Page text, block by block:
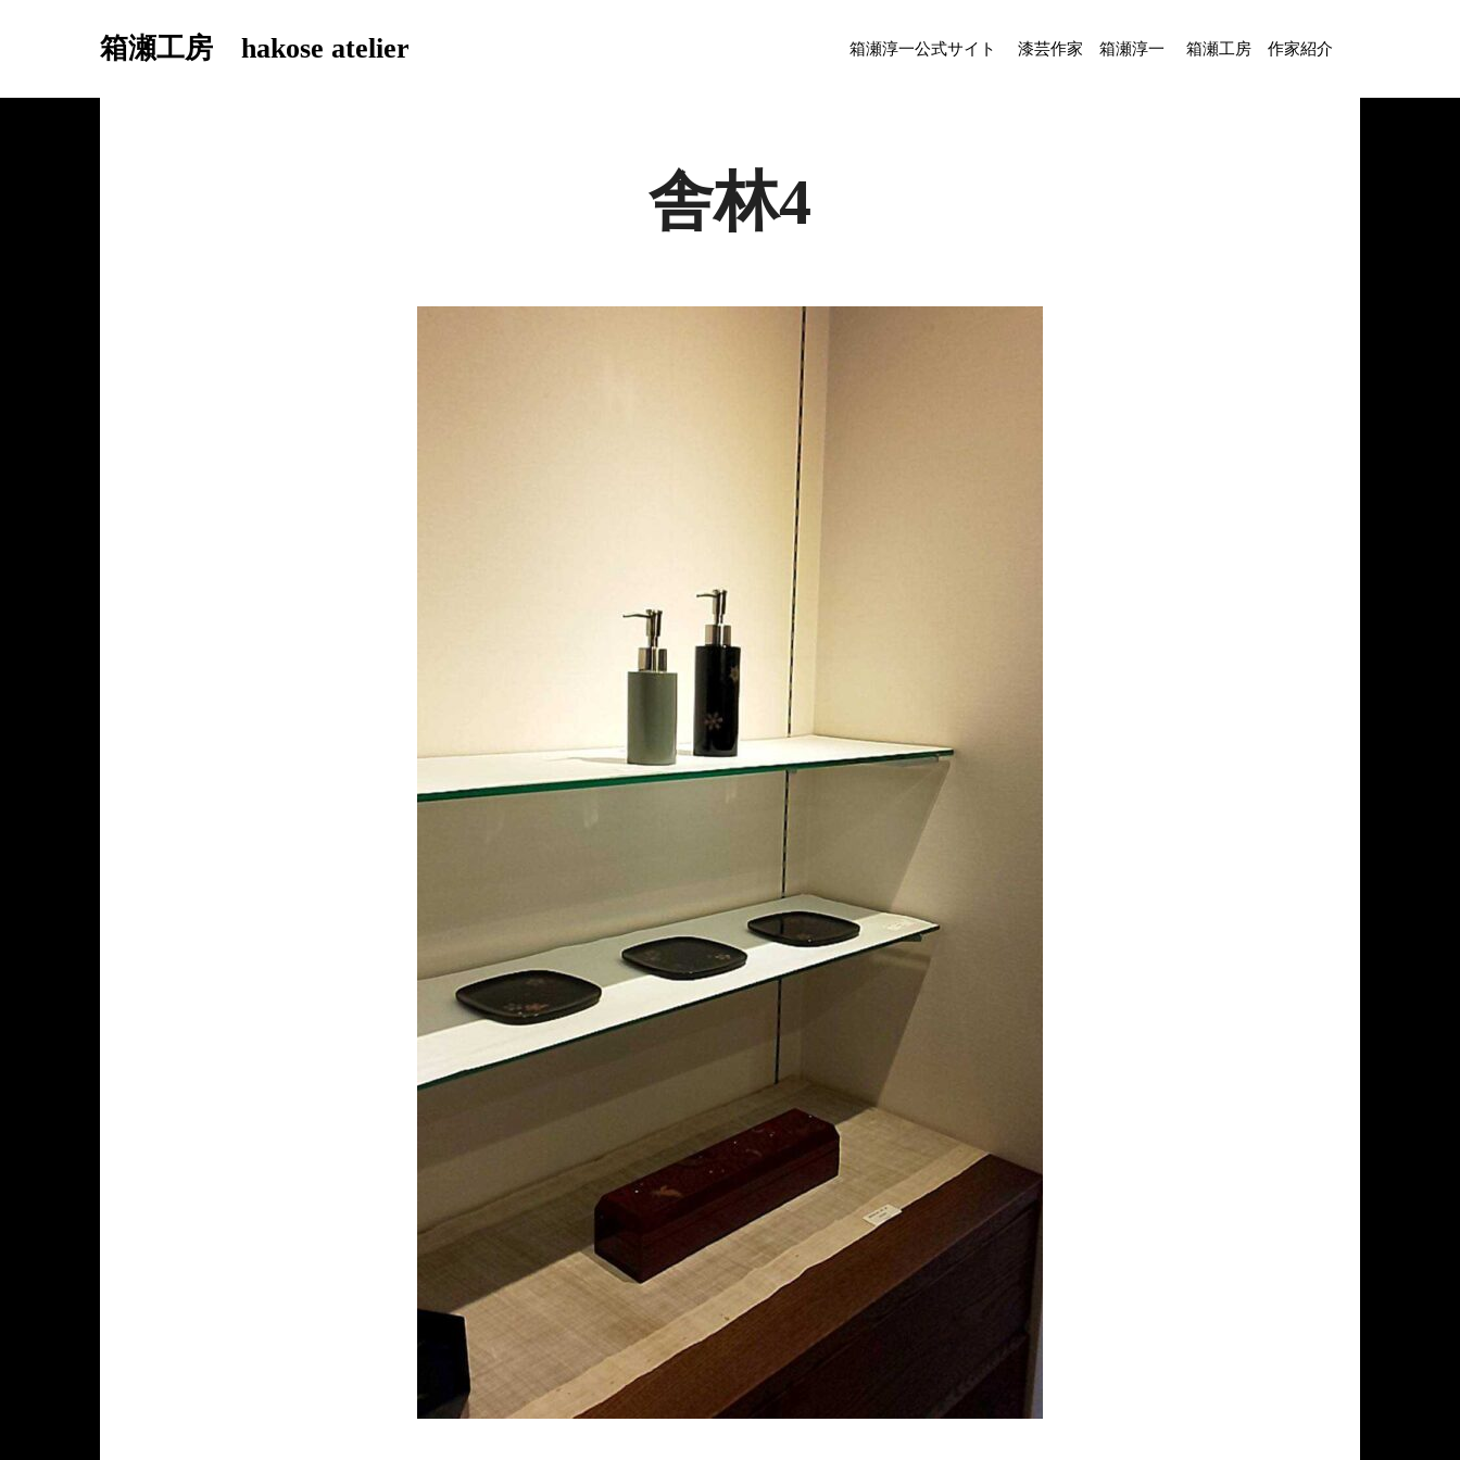
箱瀬工房 hakose atelier 箱瀬淳一公式サイト 漆芸作家 箱瀬淳一 箱瀬工房 作家紹介
舎林4